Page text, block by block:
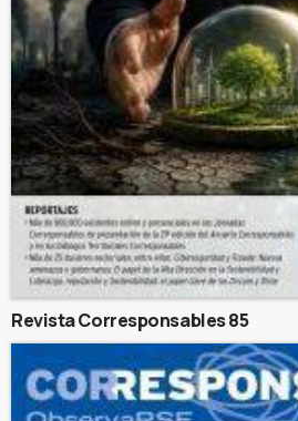
Revista Corresponsables 85